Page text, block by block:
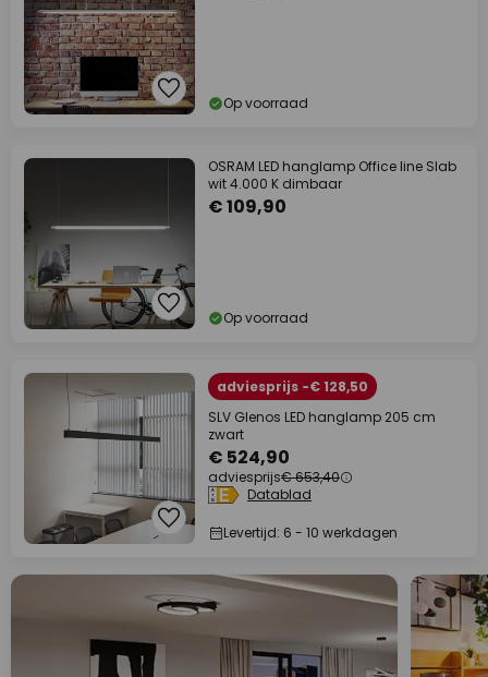
Op voorraad
OSRAM LED hanglamp Office line Slab
wit 4.000 K dimbaar
€ 109,90
Op voorraad
adviesprijs -€ 128,50
SLV Glenos LED hanglamp 205 cm
zwart
€ 524,90
adviesprijs€ 653,40
Datablad
Levertijd: 6 - 10 werkdagen